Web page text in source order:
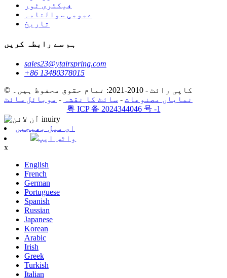
فیکٹری ٹور
عمومی سوالنامہ
تاریخ
ہم سے رابطہ کریں
sales23@ytairspring.com
+86 13480378015
© کاپی رائٹ - 2010-2021: تمام حقوق محفوظ ہیں۔
نمایاں مصنوعات - سائٹ کا نقشہ - موبائل سائٹ
粤 ICP 备 2024344046 号 -1
ای میل بھیجیں
واٹس ایپ
x
English
French
German
Portuguese
Spanish
Russian
Japanese
Korean
Arabic
Irish
Greek
Turkish
Italian